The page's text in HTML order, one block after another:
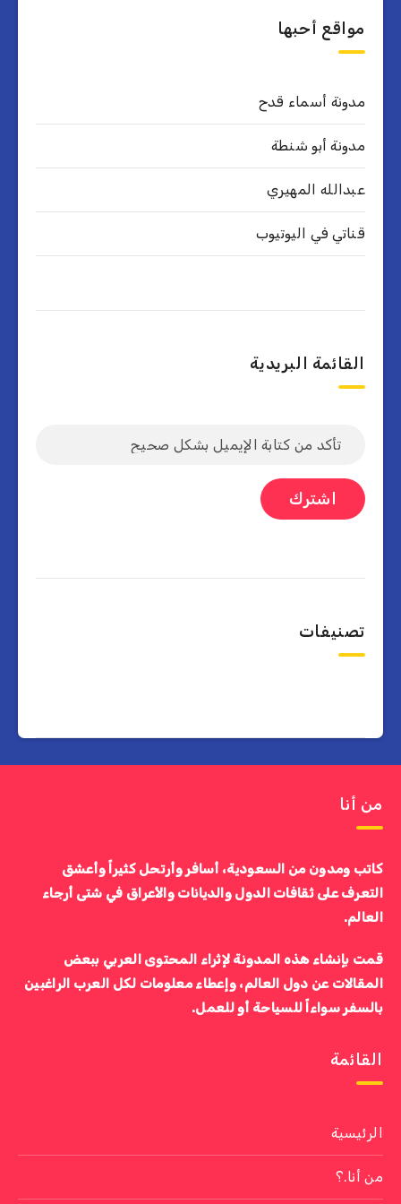
مواقع أحبها
مدونة أسماء قدح
مدونة أبو شنطة
عبدالله المهيري
قناتي في اليوتيوب
القائمة البريدية
تصنيفات
من أنا
كاتب ومدون من السعودية، أسافر وأرتحل كثيراً وأعشق
التعرف على ثقافات الدول والديانات والأعراق في شتى أرجاء
العالم.
قمت بإنشاء هذه المدونة لإثراء المحتوى العربي ببعض
المقالات عن دول العالم، وإعطاء معلومات لكل العرب الراغبين
بالسفر سواءاً للسياحة أو للعمل.
القائمة
الرئيسية
من أنا.؟